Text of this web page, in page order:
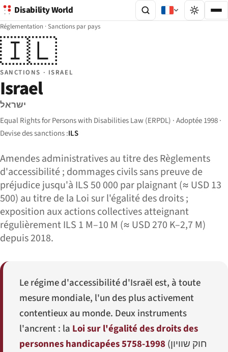
Disability World
Réglementation ·Sanctions par pays
🇮🇱
SANCTIONS · ISRAEL
Israel
ישראל
Equal Rights for Persons with Disabilities Law (ERPDL) · Adoptée 1998 ·
Devise des sanctions :ILS
Amendes administratives au titre des Règlements
d'accessibilité ; dommages civils sans preuve de
préjudice jusqu'à ILS 50 000 par plaignant (≈ USD 13
500) au titre de la Loi sur l'égalité des droits ;
exposition aux actions collectives atteignant
régulièrement ILS 1 M–10 M (≈ USD 270 K–2,7 M)
depuis 2018.
Le régime d'accessibilité d'Israël est, à toute
mesure mondiale, l'un des plus activement
contentieux au monde. Deux instruments
l'ancrent : la Loi sur l'égalité des droits des
personnes handicapées 5758-1998(חוק שוויון